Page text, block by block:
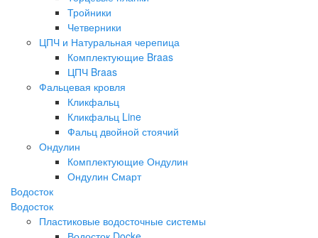
Тройники
Четверники
ЦПЧ и Натуральная черепица
Комплектующие Braas
ЦПЧ Braas
Фальцевая кровля
Кликфальц
Кликфальц Line
Фальц двойной стоячий
Ондулин
Комплектующие Ондулин
Ондулин Смарт
Водосток
Водосток
Пластиковые водосточные системы